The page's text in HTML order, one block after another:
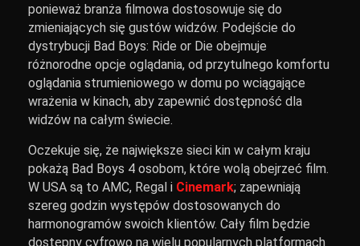
ponieważ branża filmowa dostosowuje się do
zmieniających się gustów widzów. Podejście do
dystrybucji Bad Boys: Ride or Die obejmuje
różnorodne opcje oglądania, od przytulnego komfortu
oglądania strumieniowego w domu po wciągające
wrażenia w kinach, aby zapewnić dostępność dla
widzów na całym świecie.
Oczekuje się, że największe sieci kin w całym kraju
pokażą Bad Boys 4 osobom, które wolą obejrzeć film.
W USA są to AMC, Regal i Cinemark; zapewniają
szereg godzin występów dostosowanych do
harmonogramów swoich klientów. Cały film będzie
dostępny cyfrowo na wielu popularnych platformach